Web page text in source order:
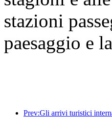
stazioni
paesaggio e